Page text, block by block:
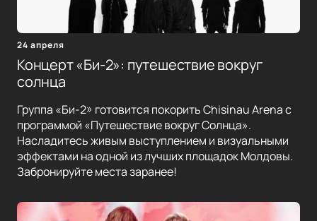
24 апреля
Концерт «Би-2»: путешествие вокруг
солнца
Группа «Би-2» готовится покорить Chisinau Arena с
программой «Путешествие вокруг Солнца».
Насладитесь живым выступлением и визуальными
эффектами на одной из лучших площадок Молдовы.
Забронируйте места заранее!